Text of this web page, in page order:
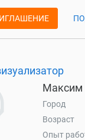
Максим
Город
Возраст
Опыт